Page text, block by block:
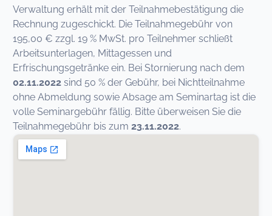
Verwaltung erhält mit der Teilnahmebestätigung die
Rechnung zugeschickt. Die Teilnahmegebühr von
195,00 € zzgl. 19 % MwSt. pro Teilnehmer schließt
Arbeitsunterlagen, Mittagessen und
Erfrischungsgetränke ein. Bei Stornierung nach dem
02.11.2022 sind 50 % der Gebühr, bei Nichtteilnahme
ohne Abmeldung sowie Absage am Seminartag ist die
volle Seminargebühr fällig. Bitte überweisen Sie die
Teilnahmegebühr bis zum 23.11.2022.